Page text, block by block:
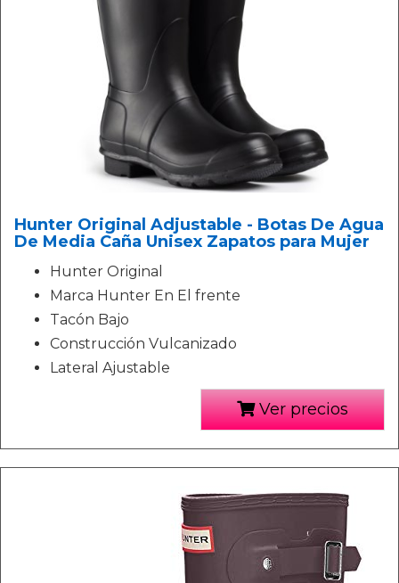
Hunter Original Adjustable - Botas De Agua
De Media Caña Unisex Zapatos para Mujer
Hunter Original
Marca Hunter En El frente
Tacón Bajo
Construcción Vulcanizado
Lateral Ajustable
Ver precios